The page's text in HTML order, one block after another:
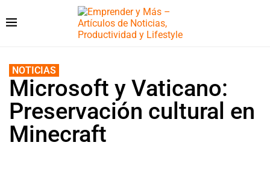
NOTICIAS
Microsoft y Vaticano:
Preservación cultural en
Minecraft